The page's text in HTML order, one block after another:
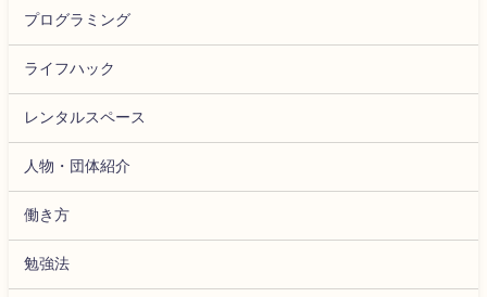
プログラミング
ライフハック
レンタルスペース
人物・団体紹介
働き方
勉強法